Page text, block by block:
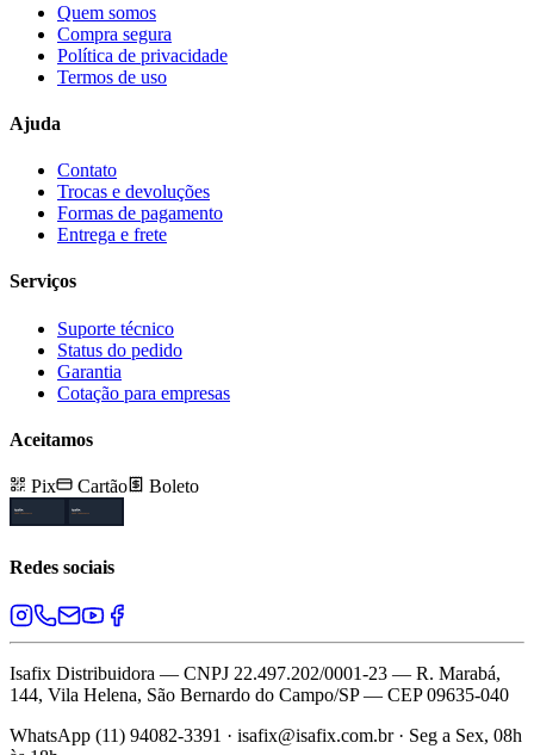
Quem somos
Compra segura
Política de privacidade
Termos de uso
Ajuda
Contato
Trocas e devoluções
Formas de pagamento
Entrega e frete
Serviços
Suporte técnico
Status do pedido
Garantia
Cotação para empresas
Aceitamos
Pix Cartão Boleto
Redes sociais
Isafix Distribuidora — CNPJ 22.497.202/0001-23 — R. Marabá,
144, Vila Helena, São Bernardo do Campo/SP — CEP 09635-040
WhatsApp (11) 94082-3391 · isafix@isafix.com.br · Seg a Sex, 08h